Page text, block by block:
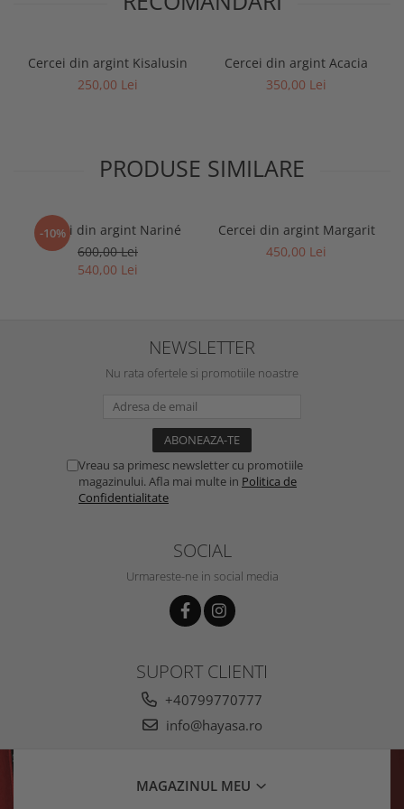
Cercei din argint Kisalusin
250,00 Lei
Cercei din argint Acacia
350,00 Lei
PRODUSE SIMILARE
-10%
Cercei din argint Nariné
600,00 Lei
540,00 Lei
Cercei din argint Margarit
450,00 Lei
NEWSLETTER
Nu rata ofertele si promotiile noastre
Vreau sa primesc newsletter cu promotiile
magazinului. Afla mai multe in Politica de
Confidentialitate
SOCIAL
Urmareste-ne in social media
SUPORT CLIENTI
+40799770777
info@hayasa.ro
MAGAZINUL MEU